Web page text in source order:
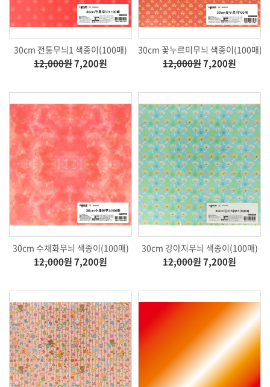
30cm 전통무늬1 색종이(100매)
12,000원7,200원
30cm 꽃누르미무늬 색종이(100매)
12,000원7,200원
30cm 수채화무늬 색종이(100매)
12,000원7,200원
30cm 강아지무늬 색종이(100매)
12,000원7,200원